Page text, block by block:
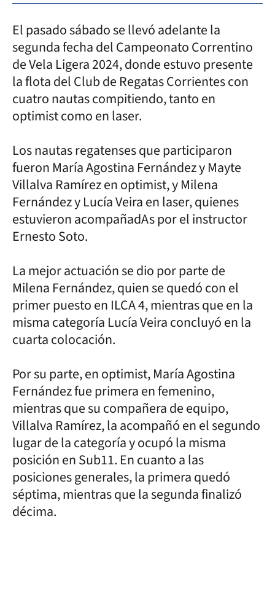
El pasado sábado se llevó adelante la
segunda fecha del Campeonato Correntino
de Vela Ligera 2024, donde estuvo presente
la flota del Club de Regatas Corrientes con
cuatro nautas compitiendo, tanto en
optimist como en laser.
Los nautas regatenses que participaron
fueron María Agostina Fernández y Mayte
Villalva Ramírez en optimist, y Milena
Fernández y Lucía Veira en laser, quienes
estuvieron acompañadAs por el instructor
Ernesto Soto.
La mejor actuación se dio por parte de
Milena Fernández, quien se quedó con el
primer puesto en ILCA 4, mientras que en la
misma categoría Lucía Veira concluyó en la
cuarta colocación.
Por su parte, en optimist, María Agostina
Fernández fue primera en femenino,
mientras que su compañera de equipo,
Villalva Ramírez, la acompañó en el segundo
lugar de la categoría y ocupó la misma
posición en Sub11. En cuanto a las
posiciones generales, la primera quedó
séptima, mientras que la segunda finalizó
décima.